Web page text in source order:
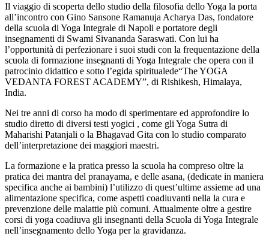
Il viaggio di scoperta dello studio della filosofia dello Yoga la porta
all’incontro con Gino Sansone Ramanuja Acharya Das, fondatore
della scuola di Yoga Integrale di Napoli e portatore degli
insegnamenti di Swami Sivananda Saraswati. Con lui ha
l’opportunità di perfezionare i suoi studi con la frequentazione della
scuola di formazione insegnanti di Yoga Integrale che opera con il
patrocinio didattico e sotto l’egida spiritualede“The YOGA
VEDANTA FOREST ACADEMY”, di Rishikesh, Himalaya,
India.
Nei tre anni di corso ha modo di sperimentare ed approfondire lo
studio diretto di diversi testi yogici , come gli Yoga Sutra di
Maharishi Patanjali o la Bhagavad Gita con lo studio comparato
dell’interpretazione dei maggiori maestri.
La formazione e la pratica presso la scuola ha compreso oltre la
pratica dei mantra del pranayama, e delle asana, (dedicate in maniera
specifica anche ai bambini) l’utilizzo di quest’ultime assieme ad una
alimentazione specifica, come aspetti coadiuvanti nella la cura e
prevenzione delle malattie più comuni. Attualmente oltre a gestire
corsi di yoga coadiuva gli insegnanti della Scuola di Yoga Integrale
nell’insegnamento dello Yoga per la gravidanza.